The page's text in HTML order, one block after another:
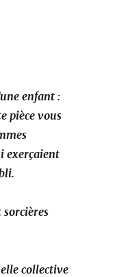
enfant :
pièce vous
exerçaient
sorcières
collective